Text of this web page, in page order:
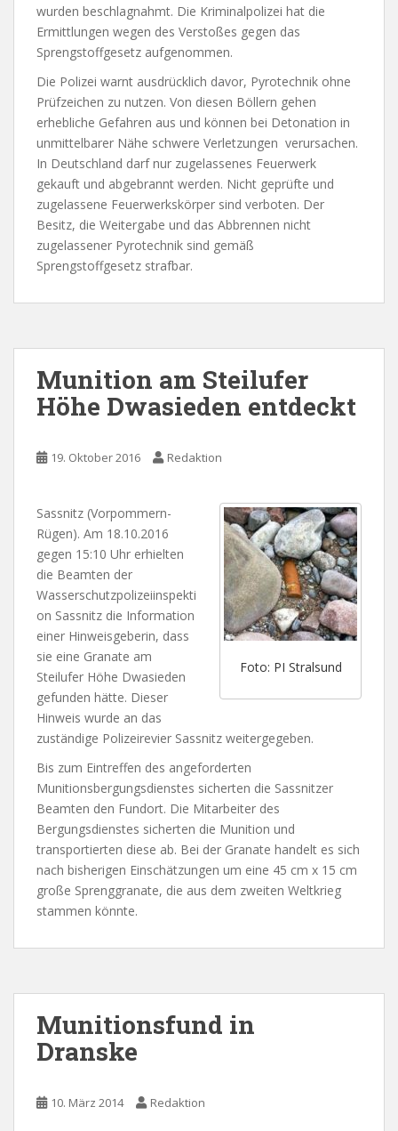
wurden beschlagnahmt. Die Kriminalpolizei hat die
Ermittlungen wegen des Verstoßes gegen das
Sprengstoffgesetz aufgenommen.
Die Polizei warnt ausdrücklich davor, Pyrotechnik ohne
Prüfzeichen zu nutzen. Von diesen Böllern gehen
erhebliche Gefahren aus und können bei Detonation in
unmittelbarer Nähe schwere Verletzungen verursachen.
In Deutschland darf nur zugelassenes Feuerwerk
gekauft und abgebrannt werden. Nicht geprüfte und
zugelassene Feuerwerkskörper sind verboten. Der
Besitz, die Weitergabe und das Abbrennen nicht
zugelassener Pyrotechnik sind gemäß
Sprengstoffgesetz strafbar.
Munition am Steilufer
Höhe Dwasieden entdeckt
19. Oktober 2016 Redaktion
Foto: PI Stralsund
Sassnitz (Vorpommern-
Rügen). Am 18.10.2016
gegen 15:10 Uhr erhielten
die Beamten der
Wasserschutzpolizeiinspekti
on Sassnitz die Information
einer Hinweisgeberin, dass
sie eine Granate am
Steilufer Höhe Dwasieden
gefunden hätte. Dieser
Hinweis wurde an das
zuständige Polizeirevier Sassnitz weitergegeben.
Bis zum Eintreffen des angeforderten
Munitionsbergungsdienstes sicherten die Sassnitzer
Beamten den Fundort. Die Mitarbeiter des
Bergungsdienstes sicherten die Munition und
transportierten diese ab. Bei der Granate handelt es sich
nach bisherigen Einschätzungen um eine 45 cm x 15 cm
große Sprenggranate, die aus dem zweiten Weltkrieg
stammen könnte.
Munitionsfund in
Dranske
10. März 2014 Redaktion